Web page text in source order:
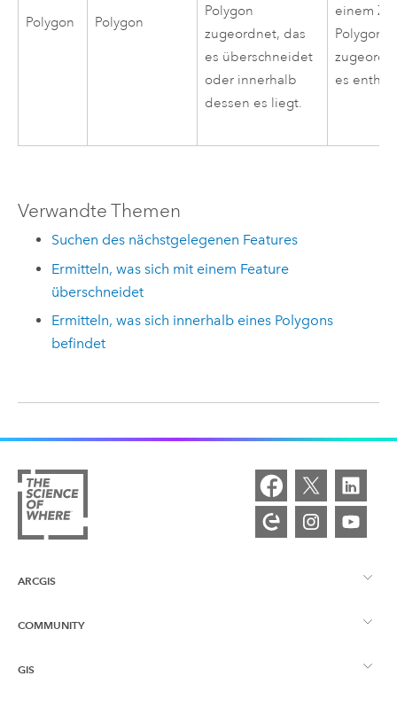
Polygon Polygon
Polygon
zugeordnet, das
es überschneidet
oder innerhalb
dessen es liegt.
einem
Polygon
es
Verwandte Themen
Suchen des nächstgelegenen Features
Ermitteln, was sich mit einem Feature
überschneidet
Ermitteln, was sich innerhalb eines Polygons
befindet
ARCGIS
ArcGIS – Überblick
COMMUNITY
Esri Community
GIS